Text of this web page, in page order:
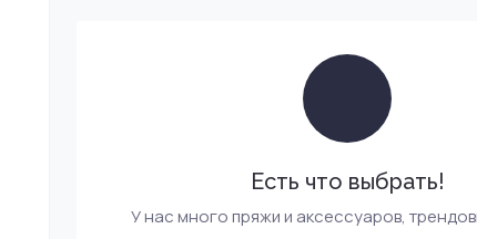
Есть что выбрать!
У нас много пряжи и аксессуаров,